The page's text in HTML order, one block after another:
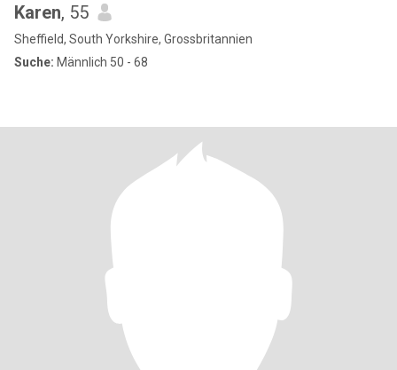
Karen, 55
Sheffield, South Yorkshire, Grossbritannien
Suche: Männlich 50 - 68